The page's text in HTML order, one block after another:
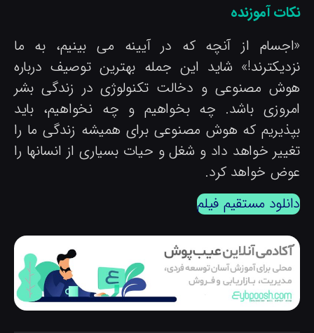
آموزنده
از آنچه که در آیینه می بینیم، به ما
شاید این جمله بهترین توصیف درباره
مصنوعی و دخالت تکنولوژی در زندگی بشر
باشد. چه بخواهیم و چه نخواهیم، باید
که هوش مصنوعی برای همیشه زندگی ما را
خواهد داد و شغل و حیات بسیاری از انسانها را
خواهد کرد.
مستقیم فیلم